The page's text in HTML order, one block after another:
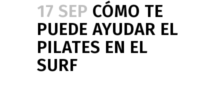
17 SEP CÓMO TE
PUEDE AYUDAR EL
PILATES EN EL
SURF